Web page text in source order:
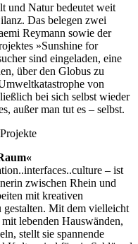
und Natur bedeutet weit
Das belegen zwei
Reymann sowie der
»Sunshine for
sind eingeladen, eine
über den Globus zu
von
bei sich selbst wieder
außer man tut es – selbst.
– ist
zwischen Rhein und
mit kreativen
Mit dem vielleicht
lebenden Hauswänden,
stellt sie spannende